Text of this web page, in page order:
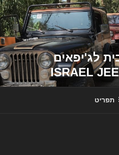
לג'יפאים
תפריט